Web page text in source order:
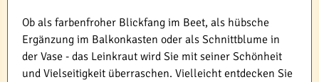
Ob als farbenfroher Blickfang im Beet, als hübsche
Ergänzung im Balkonkasten oder als Schnittblume in
der Vase - das Leinkraut wird Sie mit seiner Schönheit
und Vielseitigkeit überraschen. Vielleicht entdecken Sie